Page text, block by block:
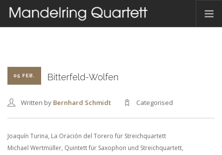
TERMINE
HAMBACHER MUSIKFEST
KONTAKT
05 FEB. Bitterfeld-Wolfen
Written by Bernhard Schmidt Categorised
Joaquín Turina, La Oración del Torero für Streichquartett
Michael Wertmüller, Quintett für Saxophon und Streichquartett,